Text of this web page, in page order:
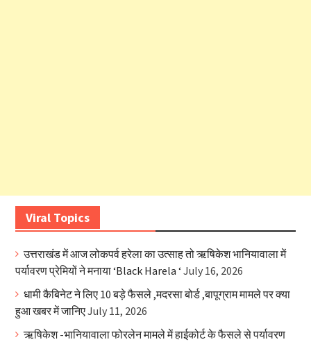
Viral Topics
उत्तराखंड में आज लोकपर्व हरेला का उत्साह तो ऋषिकेश भानियावाला में
पर्यावरण प्रेमियों ने मनाया ‘Black Harela ‘ July 16, 2026
धामी कैबिनेट ने लिए 10 बड़े फैसले ,मदरसा बोर्ड ,बापूग्राम मामले पर क्या
हुआ खबर में जानिएJuly 11, 2026
ऋषिकेश -भानियावाला फोरलेन मामले में हाईकोर्ट के फैसले से पर्यावरण